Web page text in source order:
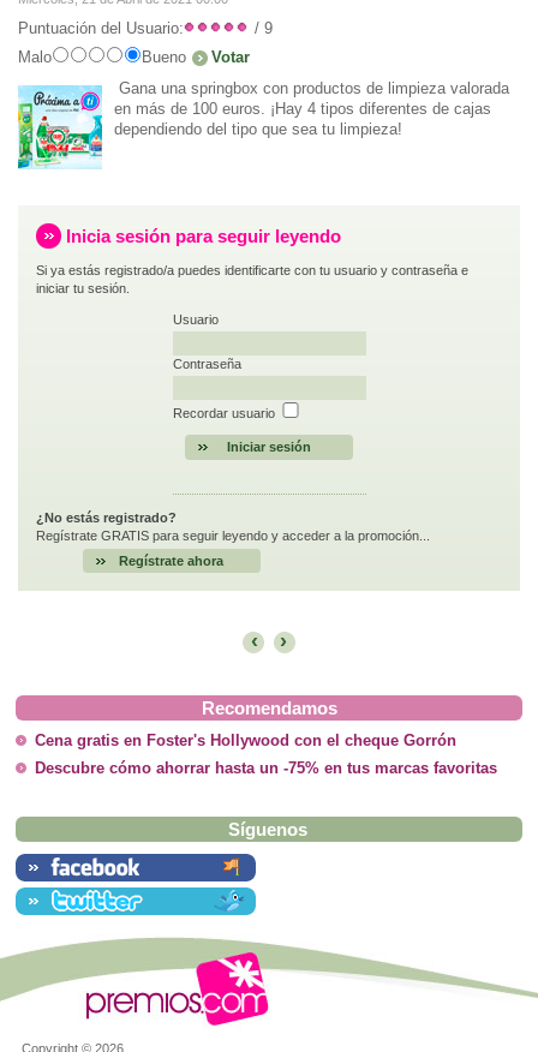
Puntuación del Usuario:
/ 9
Malo
Bueno
Gana una springbox con productos de limpieza valorada
en más de 100 euros. ¡Hay 4 tipos diferentes de cajas
dependiendo del tipo que sea tu limpieza!
Inicia sesión para seguir leyendo
Si ya estás registrado/a puedes identificarte con tu usuario y contraseña e
iniciar tu sesión.
Usuario
Contraseña
Recordar usuario
¿No estás registrado?
Regístrate GRATIS para seguir leyendo y acceder a la promoción...
Regístrate ahora
‹ ›
Recomendamos
Cena gratis en Foster's Hollywood con el cheque Gorrón
Descubre cómo ahorrar hasta un -75% en tus marcas favoritas
Síguenos
Copyright © 2026.